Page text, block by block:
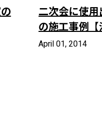
二次会に使
の施工事例【
April 01, 2014